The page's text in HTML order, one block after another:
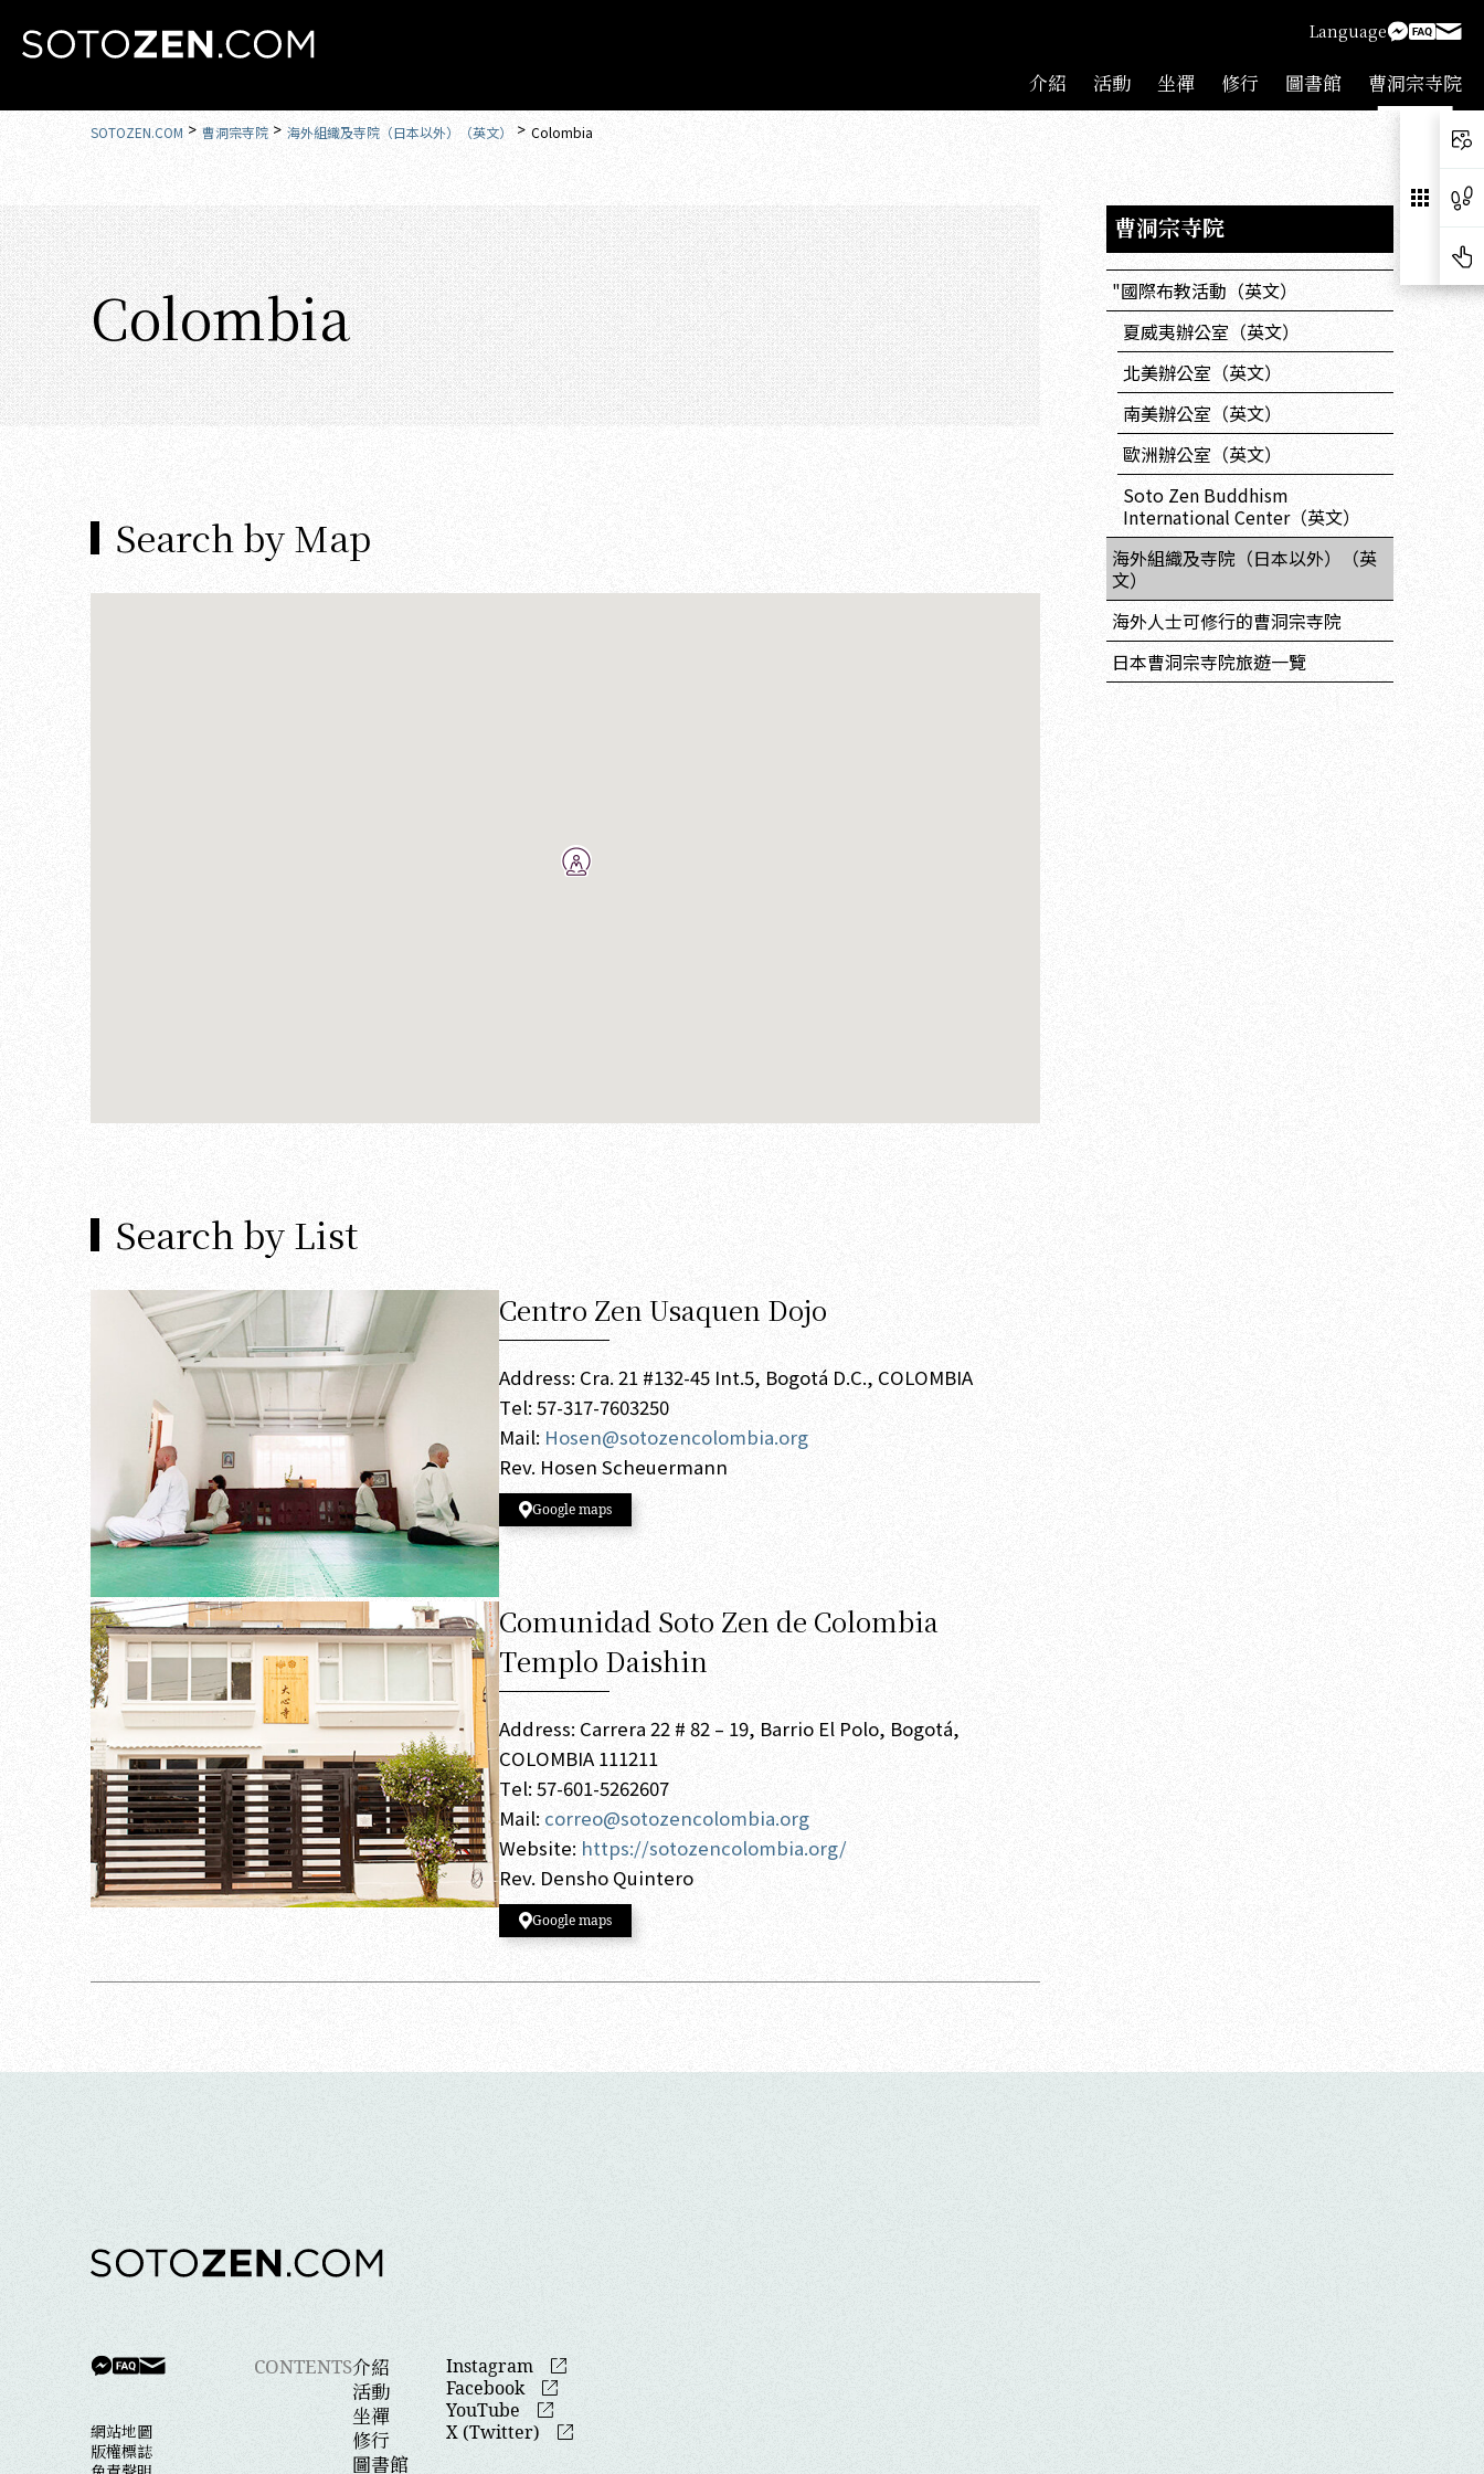
Language
介紹 活動 坐禪 修行 圖書館 曹洞宗寺院
SOTOZEN.COM 曹洞宗寺院 海外組織及寺院（日本以外）（英文） Colombia
曹洞宗寺院
"國際布教活動（英文）
夏威夷辦公室（英文）
北美辦公室（英文）
南美辦公室（英文）
歐洲辦公室（英文）
Soto Zen Buddhism
International Center（英文）
海外組織及寺院（日本以外）（英
文）
海外人士可修行的曹洞宗寺院
日本曹洞宗寺院旅遊一覽
Colombia
Search by Map
Search by List
Centro Zen Usaquen Dojo
Address: Cra. 21 #132-45 Int.5, Bogotá D.C., COLOMBIA
Tel: 57-317-7603250
Mail: Hosen@sotozencolombia.org
Rev. Hosen Scheuermann
Google maps
Comunidad Soto Zen de Colombia
Templo Daishin
Address: Carrera 22 # 82 – 19, Barrio El Polo, Bogotá,
COLOMBIA 111211
Tel: 57-601-5262607
Mail: correo@sotozencolombia.org
Website: https://sotozencolombia.org/
Rev. Densho Quintero
Google maps
網站地圖
版權標誌
CONTENTS介紹
活動
坐禪
修行
圖書館
Instagram
Facebook
YouTube
X (Twitter)